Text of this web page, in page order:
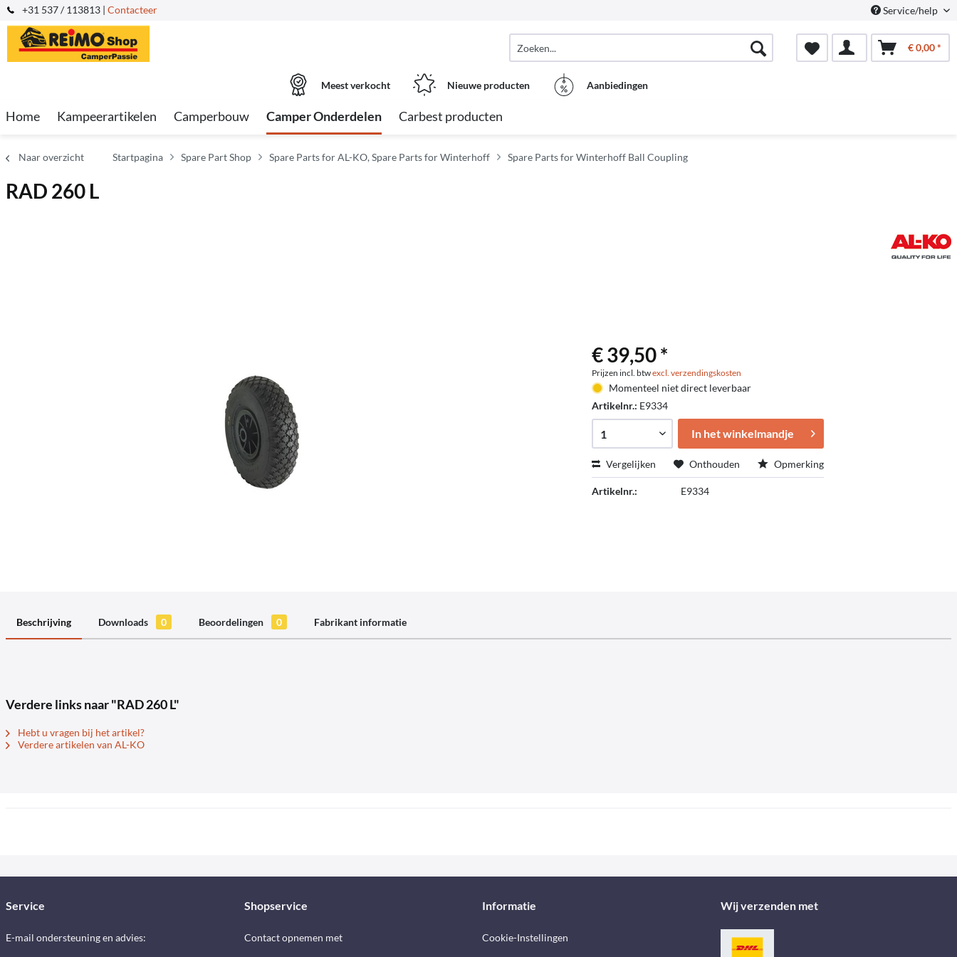
+31 537 / 113813 | Contacteer Service/help
€ 0,00 *
Meest verkocht Nieuwe producten Aanbiedingen
Home Kampeerartikelen Camperbouw Camper Onderdelen Carbest producten
Naar overzicht Startpagina Spare Part Shop Spare Parts for AL-KO, Spare Parts for Winterhoff Spare Parts for Winterhoff Ball Coupling
RAD 260 L
€ 39,50 *
Prijzen incl. btwexcl. verzendingskosten
Momenteel niet direct leverbaar
Artikelnr.: E9334
In het winkelmandje
Vergelijken Onthouden Opmerking
Artikelnr.: E9334
Beschrijving Downloads 0 Beoordelingen 0 Fabrikant informatie
Verdere links naar "RAD 260 L"
Hebt u vragen bij het artikel?
Verdere artikelen van AL-KO
Service
E-mail ondersteuning en advies:
Shopservice
Contact opnemen met
Informatie
Cookie-Instellingen
Wij verzenden met